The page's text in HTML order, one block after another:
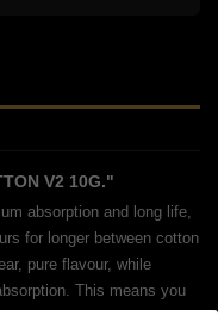
V2 10G."
absorption and long life,
for longer between cotton
pure flavour, while
This means you